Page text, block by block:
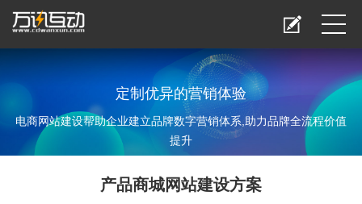
定制优异的营销体验
电商网站建设帮助企业建立品牌数字营销体系,助力品牌全流程价值
提升
产品商城网站建设方案